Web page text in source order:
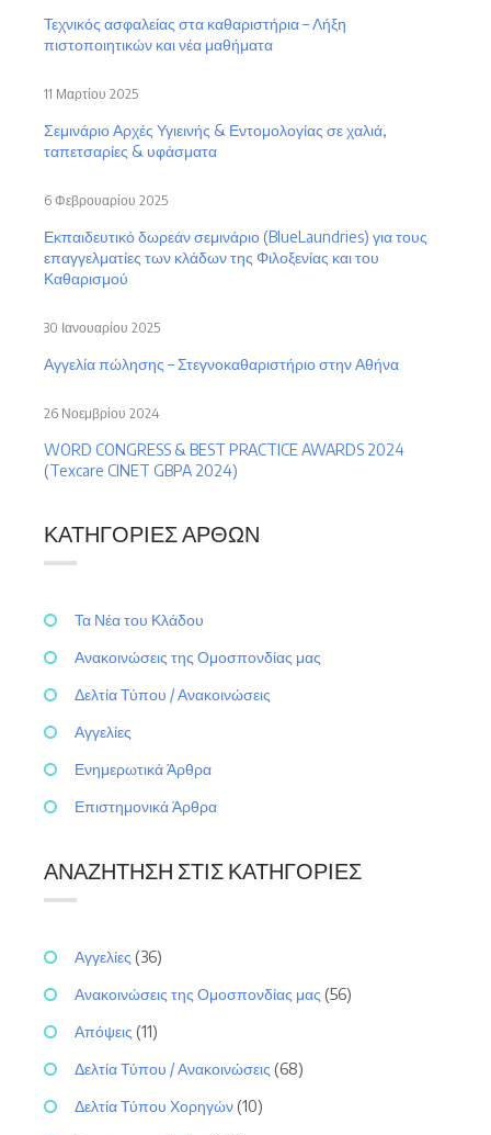
Τεχνικός ασφαλείας στα καθαριστήρια – Λήξη
πιστοποιητικών και νέα μαθήματα
Σεμινάριο Αρχές Υγιεινής & Εντομολογίας σε χαλιά,
ταπετσαρίες & υφάσματα
11 Μαρτίου 2025
Εκπαιδευτικό δωρεάν σεμινάριο (BlueLaundries) για τους
επαγγελματίες των κλάδων της Φιλοξενίας και του
Καθαρισμού
6 Φεβρουαρίου 2025
Αγγελία πώλησης – Στεγνοκαθαριστήριο στην Αθήνα
30 Ιανουαρίου 2025
WORD CONGRESS & BEST PRACTICE AWARDS 2024
(Texcare CINET GBPA 2024)
26 Νοεμβρίου 2024
ΚΑΤΗΓΟΡΊΕΣ ΆΡΘΩΝ
Τα Νέα του Κλάδου
Ανακοινώσεις της Ομοσπονδίας μας
Δελτία Τύπου / Ανακοινώσεις
Αγγελίες
Ενημερωτικά Άρθρα
Επιστημονικά Άρθρα
ΑΝΑΖΉΤΗΣΗ ΣΤΙΣ ΚΑΤΗΓΟΡΊΕΣ
Αγγελίες (36)
Ανακοινώσεις της Ομοσπονδίας μας (56)
Απόψεις (11)
Δελτία Τύπου / Ανακοινώσεις (68)
Δελτία Τύπου Χορηγών (10)